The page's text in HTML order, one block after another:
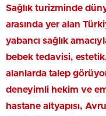
Sağlık turizminde
arasında yer alan
yabancı sağlık
bebek tedavisi,
alanlarda talep
deneyimli hekim ve
hastane altyapısı,